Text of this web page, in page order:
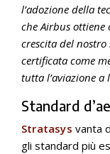
l’adozione della
che Airbus
crescita del
certificata come
tutta l’aviazione a
Standard
Stratasys vanta
gli standard più